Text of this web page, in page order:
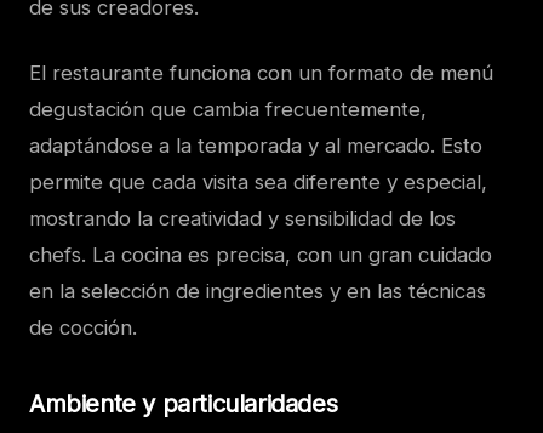
de sus creadores.
El restaurante funciona con un formato de menú
degustación que cambia frecuentemente,
adaptándose a la temporada y al mercado. Esto
permite que cada visita sea diferente y especial,
mostrando la creatividad y sensibilidad de los
chefs. La cocina es precisa, con un gran cuidado
en la selección de ingredientes y en las técnicas
de cocción.
Ambiente y particularidades